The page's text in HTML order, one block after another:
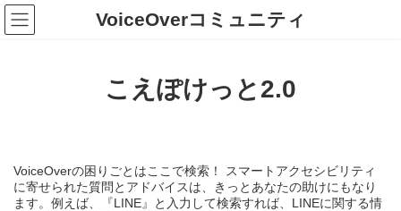
コ
ン
テ
ナ
ビ
ゲ
VoiceOverコミュニティ
こえぽけっと2.0
VoiceOverの困りごとはここで検索！ スマートアクセシビリティ
に寄せられた質問とアドバイスは、きっとあなたの助けにもなり
ます。例えば、『LINE』と入力して検索すれば、LINEに関する情